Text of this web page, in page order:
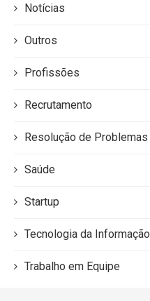
Notícias
Outros
Profissões
Recrutamento
Resolução de Problemas
Saúde
Startup
Tecnologia da Informação
Trabalho em Equipe